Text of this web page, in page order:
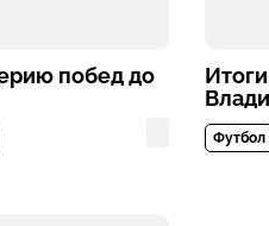
побед до
Футбол